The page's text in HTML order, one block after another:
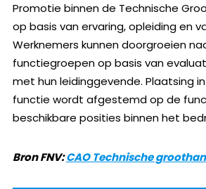
Promotie binnen de Technische
op basis van ervaring, opleiding en
Werknemers kunnen doorgroeien
functiegroepen op basis van
met hun leidinggevende. Plaatsing
functie wordt afgestemd op de
beschikbare posities binnen het
Bron FNV:CAO Technische